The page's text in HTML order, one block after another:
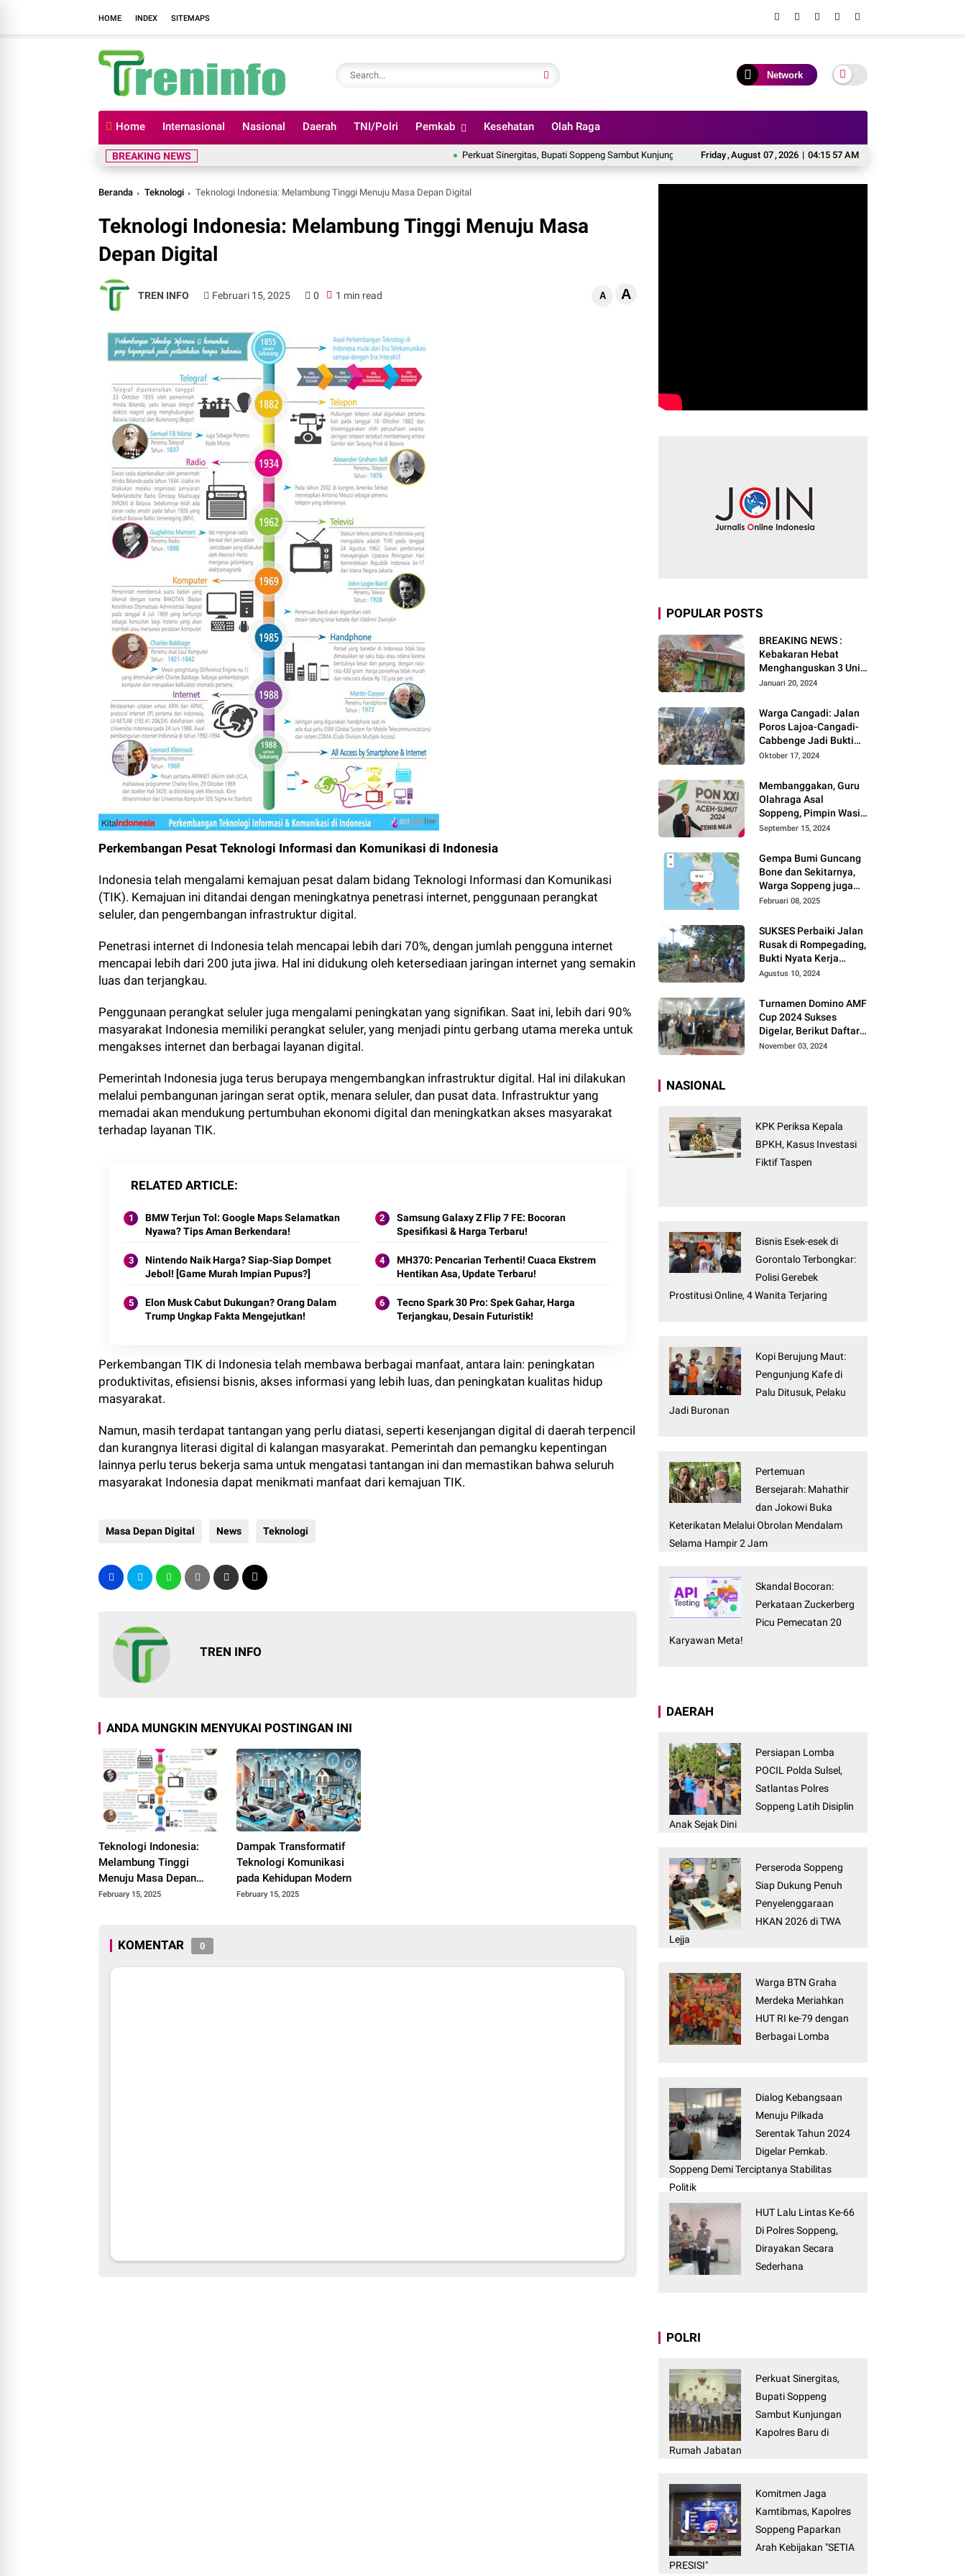
HOME INDEX SITEMAPS
Network
Home Internasional Nasional Daerah TNI/Polri Pemkab Kesehatan Olah Raga
Friday,August 07,2026 | 04:15 59 AM
BREAKING NEWS Perkuat Sinergitas, Bupati Soppeng Sambut Kunjungan Kapolres Baru di Rumah Jabatan Komitmen Jaga Kamtibmas, Kapolres
Beranda Teknologi Teknologi Indonesia: Melambung Tinggi Menuju Masa Depan Digital
Teknologi Indonesia: Melambung Tinggi Menuju Masa
Depan Digital
TREN INFO Februari 15, 2025 0 1 min read A A
Perkembangan Pesat Teknologi Informasi dan Komunikasi di Indonesia
Indonesia telah mengalami kemajuan pesat dalam bidang Teknologi Informasi dan Komunikasi
(TIK). Kemajuan ini ditandai dengan meningkatnya penetrasi internet, penggunaan perangkat
seluler, dan pengembangan infrastruktur digital.
Penetrasi internet di Indonesia telah mencapai lebih dari 70%, dengan jumlah pengguna internet
mencapai lebih dari 200 juta jiwa. Hal ini didukung oleh ketersediaan jaringan internet yang semakin
luas dan terjangkau.
Penggunaan perangkat seluler juga mengalami peningkatan yang signifikan. Saat ini, lebih dari 90%
masyarakat Indonesia memiliki perangkat seluler, yang menjadi pintu gerbang utama mereka untuk
mengakses internet dan berbagai layanan digital.
Pemerintah Indonesia juga terus berupaya mengembangkan infrastruktur digital. Hal ini dilakukan
melalui pembangunan jaringan serat optik, menara seluler, dan pusat data. Infrastruktur yang
memadai akan mendukung pertumbuhan ekonomi digital dan meningkatkan akses masyarakat
terhadap layanan TIK.
RELATED ARTICLE
BMW Terjun Tol: Google Maps Selamatkan
Nyawa? Tips Aman Berkendara!
Samsung Galaxy Z Flip 7 FE: Bocoran
Spesifikasi & Harga Terbaru!
Nintendo Naik Harga? Siap-Siap Dompet
Jebol! [Game Murah Impian Pupus?]
MH370: Pencarian Terhenti! Cuaca Ekstrem
Hentikan Asa, Update Terbaru!
Elon Musk Cabut Dukungan? Orang Dalam
Trump Ungkap Fakta Mengejutkan!
Tecno Spark 30 Pro: Spek Gahar, Harga
Terjangkau, Desain Futuristik!
Perkembangan TIK di Indonesia telah membawa berbagai manfaat, antara lain: peningkatan
produktivitas, efisiensi bisnis, akses informasi yang lebih luas, dan peningkatan kualitas hidup
masyarakat.
Namun, masih terdapat tantangan yang perlu diatasi, seperti kesenjangan digital di daerah terpencil
dan kurangnya literasi digital di kalangan masyarakat. Pemerintah dan pemangku kepentingan
lainnya perlu terus bekerja sama untuk mengatasi tantangan ini dan memastikan bahwa seluruh
masyarakat Indonesia dapat menikmati manfaat dari kemajuan TIK.
Masa Depan Digital News Teknologi
TREN INFO
ANDA MUNGKIN MENYUKAI POSTINGAN INI
Teknologi Indonesia:
Melambung Tinggi
Menuju Masa Depan
Digital
February 15, 2025
Dampak Transformatif
Teknologi Komunikasi
pada Kehidupan Modern
February 15, 2025
KOMENTAR 0
POPULAR POSTS
BREAKING NEWS :
Kebakaran Hebat
Menghanguskan 3 Unit
Rumah Di Jalan
Watansoppeng
Januari 20, 2024
Warga Cangadi: Jalan
Poros Lajoa-Cangadi-
Cabbenge Jadi Bukti
Kinerja SUKSES
Oktober 17, 2024
Membanggakan, Guru
Olahraga Asal
Soppeng, Pimpin Wasit
Tenis Meja PON XXI
September 15, 2024
Gempa Bumi Guncang
Bone dan Sekitarnya,
Warga Soppeng juga
Merasakan
Februari 08, 2025
SUKSES Perbaiki Jalan
Rusak di Rompegading,
Bukti Nyata Kerja
Tanpa Tunggu
Agustus 10, 2024
Turnamen Domino AMF
Cup 2024 Sukses
Digelar, Berikut Daftar
Pemenangnya
November 03, 2024
NASIONAL
KPK Periksa Kepala
BPKH, Kasus Investasi
Fiktif Taspen
Bisnis Esek-esek di
Gorontalo Terbongkar:
Polisi Gerebek
Prostitusi Online, 4 Wanita Terjaring
Kopi Berujung Maut:
Pengunjung Kafe di
Palu Ditusuk, Pelaku
Jadi Buronan
Pertemuan
Bersejarah: Mahathir
dan Jokowi Buka
Keterikatan Melalui Obrolan Mendalam
Selama Hampir 2 Jam
Skandal Bocoran:
Perkataan Zuckerberg
Picu Pemecatan 20
Karyawan Meta!
DAERAH
Persiapan Lomba
POCIL Polda Sulsel,
Satlantas Polres
Soppeng Latih Disiplin
Anak Sejak Dini
Perseroda Soppeng
Siap Dukung Penuh
Penyelenggaraan
HKAN 2026 di TWA
Lejja
Warga BTN Graha
Merdeka Meriahkan
HUT RI ke-79 dengan
Berbagai Lomba
Dialog Kebangsaan
Menuju Pilkada
Serentak Tahun 2024
Digelar Pemkab.
Soppeng Demi Terciptanya Stabilitas
Politik
HUT Lalu Lintas Ke-66
Di Polres Soppeng,
Dirayakan Secara
Sederhana
POLRI
Perkuat Sinergitas,
Bupati Soppeng
Sambut Kunjungan
Kapolres Baru di
Rumah Jabatan
Komitmen Jaga
Kamtibmas, Kapolres
Soppeng Paparkan
Arah Kebijakan "SETIA
PRESISI"